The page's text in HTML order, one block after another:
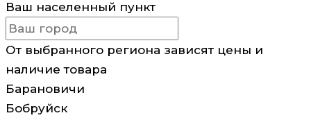
Ваш населенный пункт
От выбранного региона зависят цены и
наличие товара
Барановичи
Бобруйск